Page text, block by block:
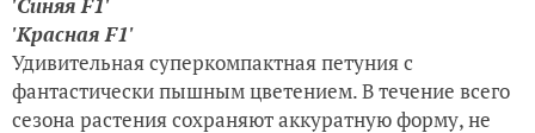
'Синяя F1'
'Красная F1'
Удивительная суперкомпактная петуния с
фантастически пышным цветением. В течение всего
сезона растения сохраняют аккуратную форму, не